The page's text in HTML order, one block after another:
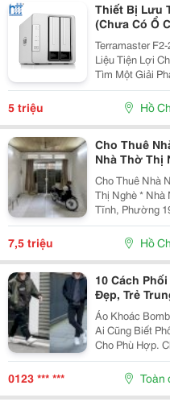
Thiết Bị Lưu
(Chưa Có Ổ
Terramaster
Liệu Tiện Lợi Cho
Tìm Một Giải
Ổn Định Và Hỗ
Terramaster
Nhân, Gia...
5 triệu Hồ
Cho Thuê
Nhà Thờ Thị
Cho Thuê Nhà
Thị Nghè * Nhà
Tĩnh, Phường
Thuận Tiện,
Sang Trung
7,5 triệu Hồ
10 Cách
Đẹp, Trẻ
Áo Khoác
Ai Cũng Biết
Cho Phù Hợp.
Hoặc Giày,
0123 *** *** Toàn